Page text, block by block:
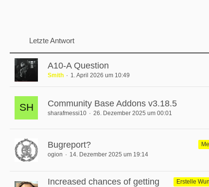
Letzte Antwort
A10-A Question
Smith 1. April 2026 um 10:49
Community Base Addons v3.18.5
sharafmessi10 26. Dezember 2025 um 00:01
Bugreport?
ogion 14. Dezember 2025 um 19:14
Erstelle
Increased chances of getting